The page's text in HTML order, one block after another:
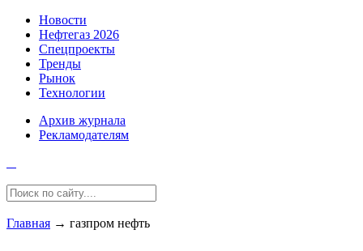
Новости
Нефтегаз 2026
Спецпроекты
Тренды
Рынок
Технологии
Архив журнала
Рекламодателям
Главная → газпром нефть